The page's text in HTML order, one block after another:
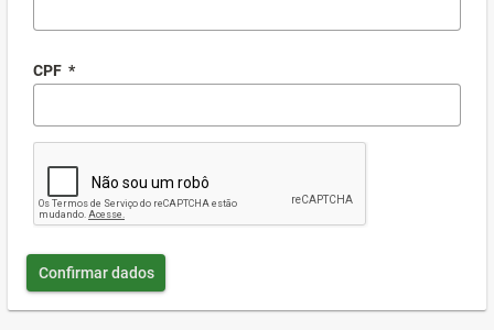
CPF *
Confirmar dados